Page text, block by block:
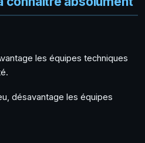
les équipes techniques
désavantage les équipes